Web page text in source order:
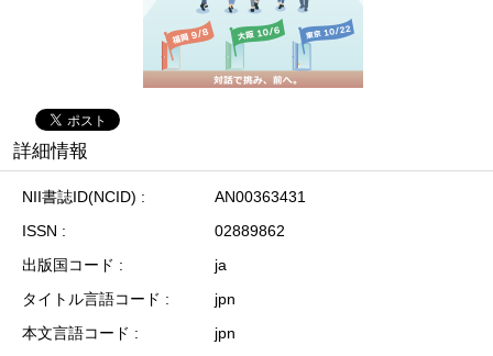
詳細情報
NII書誌ID(NCID)
AN00363431
ISSN
02889862
出版国コード
ja
タイトル言語コード
jpn
本文言語コード
jpn